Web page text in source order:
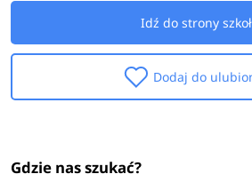
Idź do strony
Dodaj do
Gdzie nas szukać?